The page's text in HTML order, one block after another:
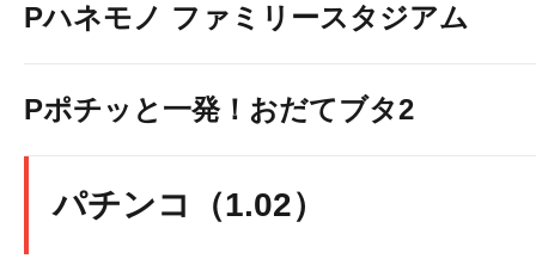
Pハネモノ ファミリースタジアム
Pポチッと一発！おだてブタ2
パチンコ（1.02）